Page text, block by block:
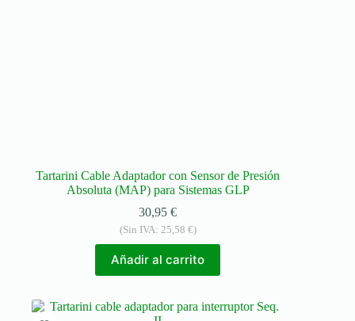
Tartarini Cable Adaptador con Sensor de Presión
Absoluta (MAP) para Sistemas GLP
30,95€
(Sin IVA: 25,58 €)
Añadir al carrito